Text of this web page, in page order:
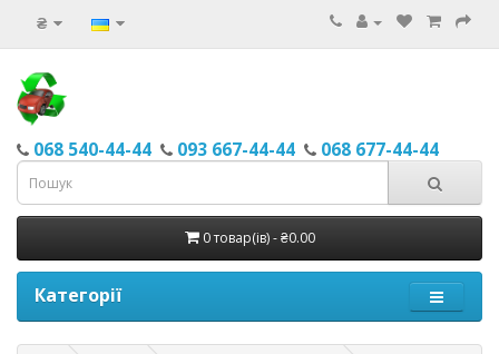
₴
068 540-44-44 093 667-44-44 068 677-44-44
0 товар(ів) - ₴0.00
Категорії